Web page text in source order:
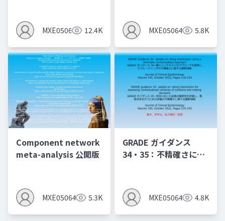
MXE05064 12.4K
とMindsの間違いあ
り）
MXE05064 5.8K
Component network
meta-analysis 公開版
MXE05064 5.3K
GRADE ガイダンス
34・35：不精確さにの
は以下のnoteに記載し
たので、いずれ削除予
定）
MXE05064 4.8K